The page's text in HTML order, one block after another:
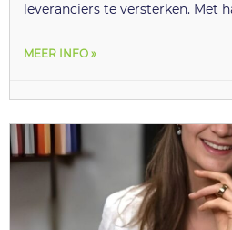
leveranciers te versterken. Met
MEER INFO »